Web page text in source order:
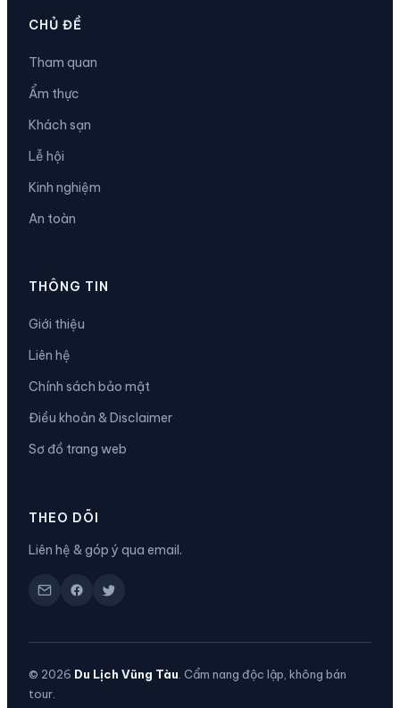
CHỦ ĐỀ
Tham quan
Ẩm thực
Khách sạn
Lễ hội
Kinh nghiệm
An toàn
THÔNG TIN
Giới thiệu
Liên hệ
Chính sách bảo mật
Điều khoản & Disclaimer
Sơ đồ trang web
THEO DÕI
Liên hệ & góp ý qua email.
© 2026 Du Lịch Vũng Tàu . Cẩm nang độc lập, không bán
tour.